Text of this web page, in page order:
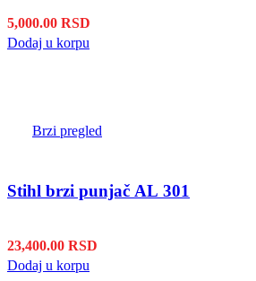
5,000.00 RSD
Dodaj u korpu
Brzi pregled
Stihl brzi punjač AL 301
23,400.00 RSD
Dodaj u korpu